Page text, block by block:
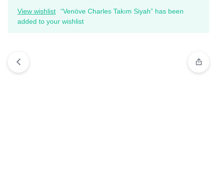
View wishlist
“Venöve Charles Takım Siyah” has been
added to your wishlist